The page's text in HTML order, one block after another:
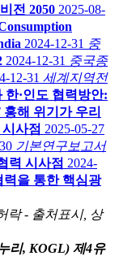
전 2050 2025-08-
2024-12-31 중
2024-12-31 중국종
12-31 세계지역전
·인도 협력방안:
홍해 위기가 우리
사점 2025-05-27
기본연구보고서
력 시사점 2024-
력을 통한 핵심광
리, KOGL) 제4유